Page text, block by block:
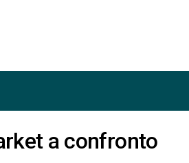
a confronto